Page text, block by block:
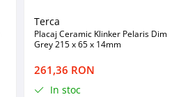
Terca
Placaj Ceramic Klinker Pelaris Dim
Grey 215 x 65 x 14mm
261,36 RON
In stoc